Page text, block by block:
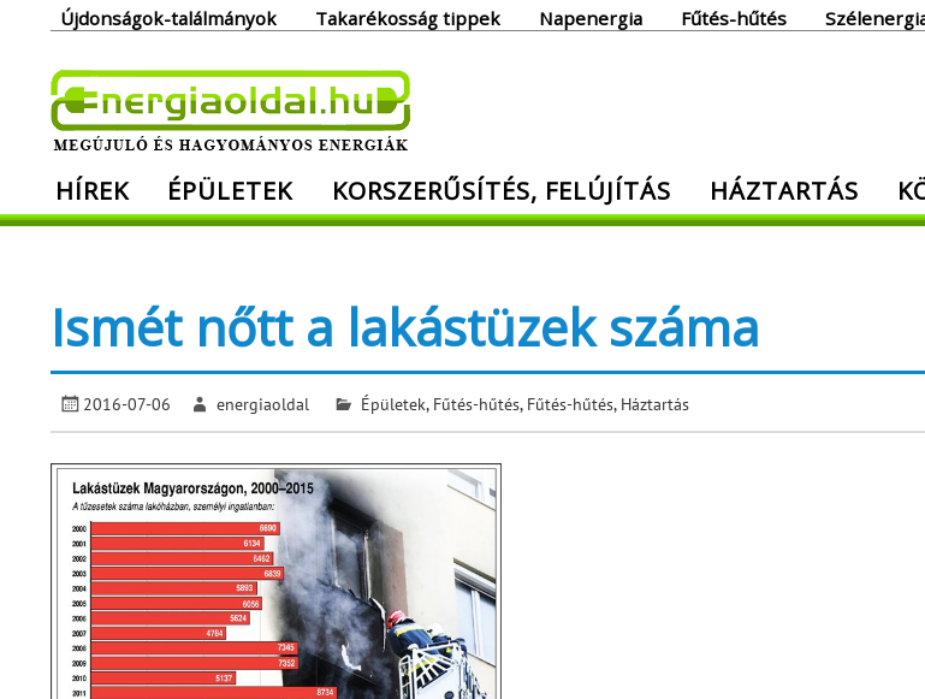
Újdonságok-találmányok Takarékosság tippek Napenergia Fűtés-hűtés
Megújuló és hagyományos energiák. Minden, ami energia!
HÍREK ÉPÜLETEK KORSZERŰSÍTÉS, FELÚJÍTÁS HÁZTARTÁS
Ismét nőtt a lakástüzek száma
2016-07-06 energiaoldal Épületek, Fűtés-hűtés, Fűtés-hűtés, Háztartás